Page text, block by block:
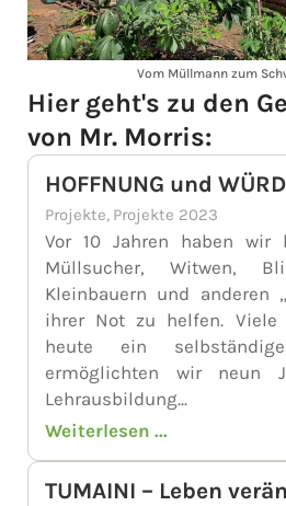
Vom Müllmann zum
Hier geht's zu den
von Mr. Morris:
HOFFNUNG und
Projekte, Projekte 2023
Vor 10 Jahren haben wir
Müllsucher, Witwen,
Kleinbauern und anderen
ihrer Not zu helfen.
heute ein
ermöglichten wir neun
Lehrausbildung...
Weiterlesen ...
TUMAINI – Leben